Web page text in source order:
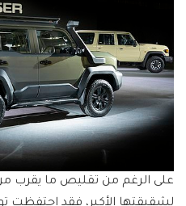
على الرغم من تقليص ما يقرب